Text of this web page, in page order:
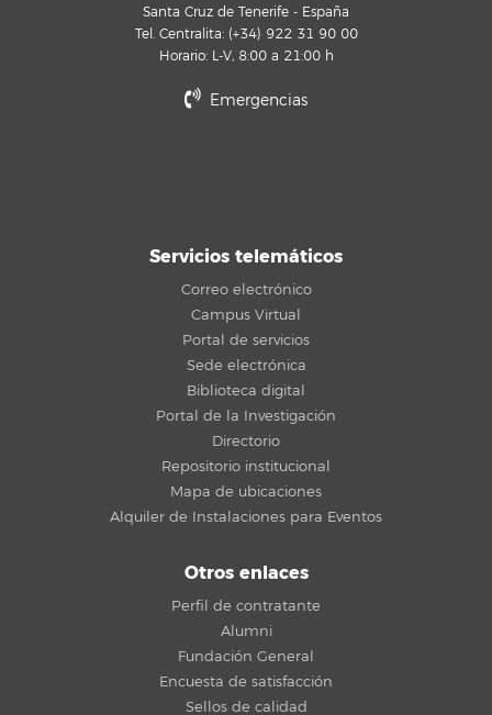
Santa Cruz de Tenerife - España
Tel. Centralita: (+34) 922 31 90 00
Horario: L-V, 8:00 a 21:00 h
Emergencias
Servicios telemáticos
Correo electrónico
Campus Virtual
Portal de servicios
Sede electrónica
Biblioteca digital
Portal de la Investigación
Directorio
Repositorio institucional
Mapa de ubicaciones
Alquiler de Instalaciones para Eventos
Otros enlaces
Perfil de contratante
Alumni
Fundación General
Encuesta de satisfacción
Sellos de calidad